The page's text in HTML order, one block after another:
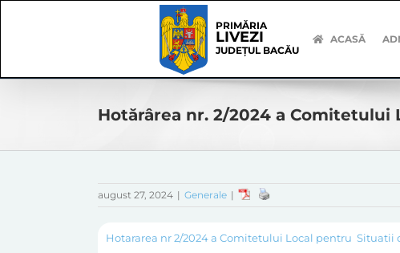
PRIMĂRIA
LIVEZI
JUDEȚUL BACĂU
ACASĂ
Hotărârea nr. 2/2024 a
august 27, 2024 | Generale |
Hotararea nr 2/2024 a Comitetului Local pentru Situatii